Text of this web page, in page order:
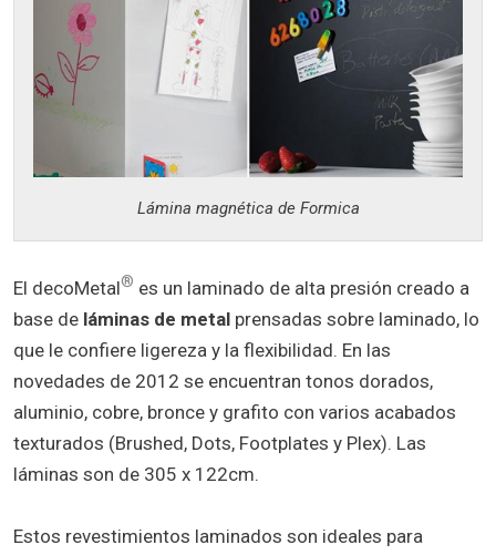
Lámina magnética de Formica
El decoMetal® es un laminado de alta presión creado a
base de láminas de metal prensadas sobre laminado, lo
que le confiere ligereza y la flexibilidad. En las
novedades de 2012 se encuentran tonos dorados,
aluminio, cobre, bronce y grafito con varios acabados
texturados (Brushed, Dots, Footplates y Plex). Las
láminas son de 305 x 122cm.
Estos revestimientos laminados son ideales para